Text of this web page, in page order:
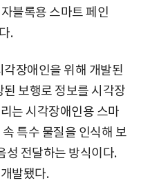
블록용 스마트 페인
.
장애인을 위해 개발된
보행로 정보를 시각장
는 시각장애인용 스마
특수 물질을 인식해 보
성 전달하는 방식이다.
발됐다.